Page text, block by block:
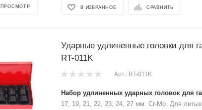
В ИЗБРАННОЕ СРАВНИТЬ
Ударные удлиненные головки для
RT-011K
Арт.: RT-011K
Набор удлиненных ударных головок для
17, 19, 21, 22, 23, 24, 27 мм. Cr-Mo. Для литых